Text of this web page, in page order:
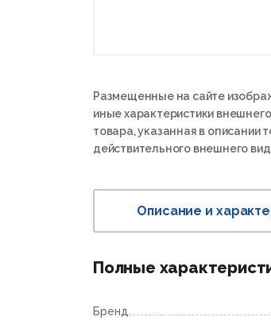
Размещенные на сайте
иные характеристики
товара, указанная в описании
действительного внешнего
Описание и
Полные
Бренд